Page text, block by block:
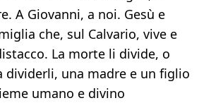
A Giovanni, a noi. Gesù e
che, sul Calvario, vive e
La morte li divide, o
dividerli, una madre e un figlio
umano e divino